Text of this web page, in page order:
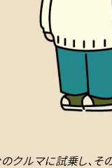
ルマに試乗し、そ